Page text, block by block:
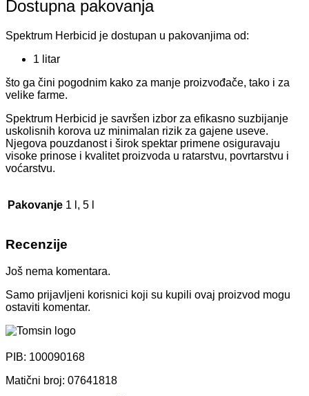
Dostupna pakovanja
Spektrum Herbicid je dostupan u pakovanjima od:
1 litar
što ga čini pogodnim kako za manje proizvođače, tako i za
velike farme.
Spektrum Herbicid je savršen izbor za efikasno suzbijanje
uskolisnih korova uz minimalan rizik za gajene useve.
Njegova pouzdanost i širok spektar primene osiguravaju
visoke prinose i kvalitet proizvoda u ratarstvu, povrtarstvu i
voćarstvu.
Pakovanje 1 l, 5 l
Recenzije
Još nema komentara.
Samo prijavljeni korisnici koji su kupili ovaj proizvod mogu
ostaviti komentar.
PIB: 100090168
Matični broj: 07641818